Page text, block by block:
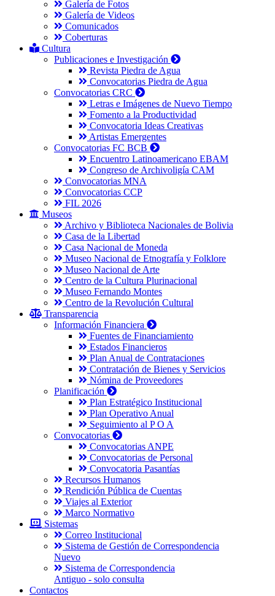
Galería de Fotos
Galería de Videos
Comunicados
Coberturas
Cultura
Publicaciones e Investigación
Revista Piedra de Agua
Convocatorias Piedra de Agua
Convocatorias CRC
Letras e Imágenes de Nuevo Tiempo
Fomento a la Productividad
Convocatoria Ideas Creativas
Artistas Emergentes
Convocatorias FC BCB
Encuentro Latinoamericano EBAM
Congreso de Archivoligía CAM
Convocatorias MNA
Convocatorias CCP
FIL 2026
Museos
Archivo y Biblioteca Nacionales de Bolivia
Casa de la Libertad
Casa Nacional de Moneda
Museo Nacional de Etnografía y Folklore
Museo Nacional de Arte
Centro de la Cultura Plurinacional
Museo Fernando Montes
Centro de la Revolución Cultural
Transparencia
Información Financiera
Fuentes de Financiamiento
Estados Financieros
Plan Anual de Contrataciones
Contratación de Bienes y Servicios
Nómina de Proveedores
Planificación
Plan Estratégico Institucional
Plan Operativo Anual
Seguimiento al P O A
Convocatorias
Convocatorias ANPE
Convocatorias de Personal
Convocatoria Pasantías
Recursos Humanos
Rendición Pública de Cuentas
Viajes al Exterior
Marco Normativo
Sistemas
Correo Institucional
Sistema de Gestión de Correspondencia
Nuevo
Sistema de Correspondencia
Antiguo - solo consulta
Contactos